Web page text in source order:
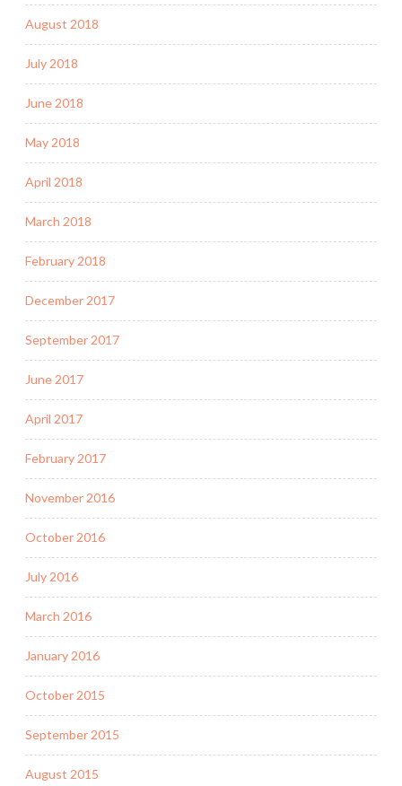
August 2018
July 2018
June 2018
May 2018
April 2018
March 2018
February 2018
December 2017
September 2017
June 2017
April 2017
February 2017
November 2016
October 2016
July 2016
March 2016
January 2016
October 2015
September 2015
August 2015